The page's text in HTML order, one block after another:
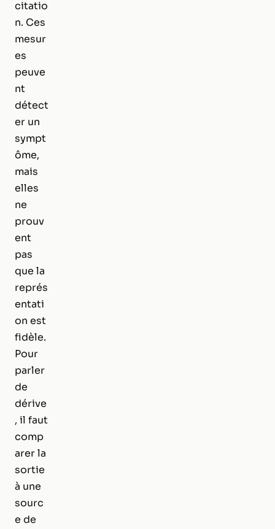
citatio
n. Ces
mesur
es
peuve
nt
détect
er un
sympt
ôme,
mais
elles
ne
prouv
ent
pas
que la
représ
entati
on est
fidèle.
Pour
parler
de
dérive
, il faut
comp
arer la
sortie
à une
sourc
e de